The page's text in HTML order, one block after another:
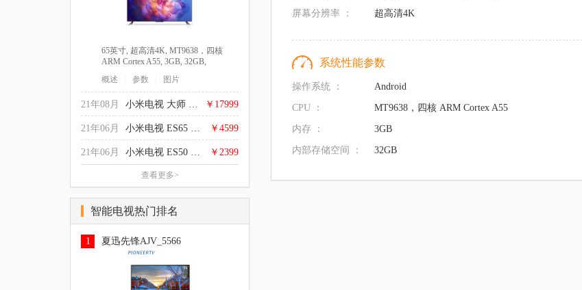
屏幕分辨率 ： 超高清4K
系统性能参数
操作系统 ： Android
CPU ： MT9638，四核 ARM Cortex A55
内存 ： 3GB
内部存储空间 ： 32GB
65英寸, 超高清4K, MT9638，四核
ARM Cortex A55, 3GB, 32GB,
概述 参数 图片
21年08月 小米电视 大师 77英寸 OLED ￥17999
77英寸, 超高清4K, 四核 ARM
Cortex A73, 8.5GB, 64GB, Android,
逐行扫描, 杜比全景声，哈曼卡顿
大师音响, 四级能效
概述 | 参数 图片
21年06月 小米电视 ES65 2022款 ￥4599
65英寸, 超高清4K, 硬屏, LED,
2GB, 32GB, 逐行扫描, 杜比音效
DTS解码, 电影模式, 三级能效
概述 | 参数 | 图片
21年06月 小米电视 ES50 2022款 ￥2399
50英寸, 超高清4K, 硬屏, LED,
2GB, 32GB, 逐行扫描, 杜比音效
参数 | 图片
查看更多>
智能电视热门排名
1 夏迅先锋AJV_5566